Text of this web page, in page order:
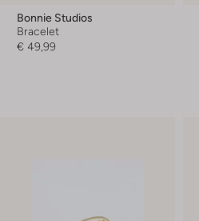
Bonnie Studios
Bracelet
€ 49,99